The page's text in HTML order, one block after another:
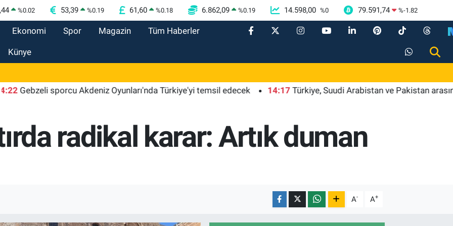
%0.02 53,39 %0.19 61,60 %0.18 6.862,09 %0.19 14.598,00 %0 79.591,74 %-1.82
Ekonomi Spor Magazin Tüm Haberler
Künye
sporcu Akdeniz Oyunları'nda Türkiye'yi temsil edecek 14:17 Türkiye, Suudi Arabistan ve Pakistan arasında
radikal karar: Artık duman
A- A+